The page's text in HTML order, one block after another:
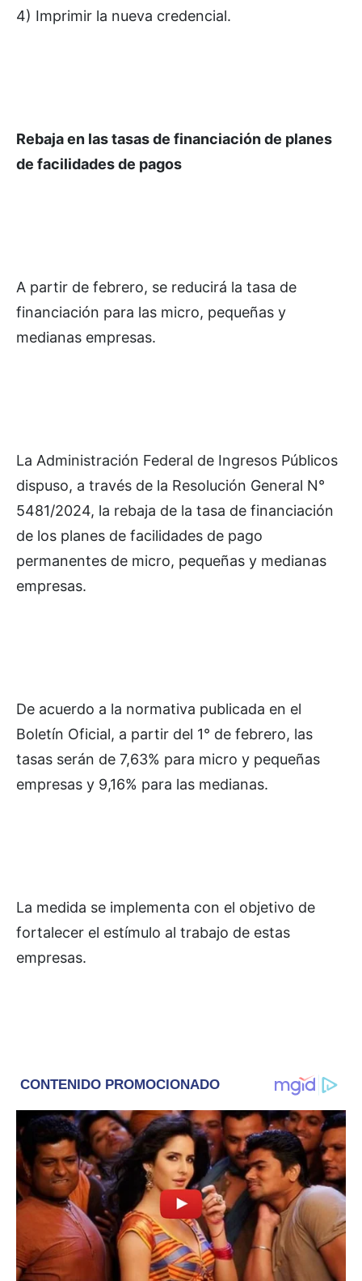
4) Imprimir la nueva credencial.
Rebaja en las tasas de financiación de planes
de facilidades de pagos
A partir de febrero, se reducirá la tasa de
financiación para las micro, pequeñas y
medianas empresas.
La Administración Federal de Ingresos Públicos
dispuso, a través de la Resolución General N°
5481/2024, la rebaja de la tasa de financiación
de los planes de facilidades de pago
permanentes de micro, pequeñas y medianas
empresas.
De acuerdo a la normativa publicada en el
Boletín Oficial, a partir del 1° de febrero, las
tasas serán de 7,63% para micro y pequeñas
empresas y 9,16% para las medianas.
La medida se implementa con el objetivo de
fortalecer el estímulo al trabajo de estas
empresas.